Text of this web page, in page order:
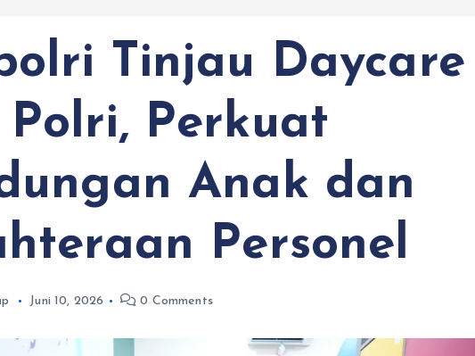
Tinjau Daycare
Polri, Perkuat
Anak dan
Personel
Juni 10, 2026 0 Comments